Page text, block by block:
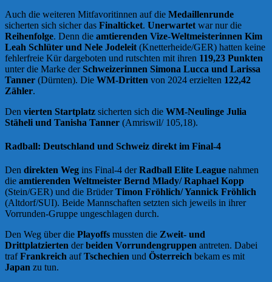
Auch die weiteren Mitfavoritinnen auf die Medaillenrunde
sicherten sich sicher das Finalticket. Unerwartet war nur die
Reihenfolge. Denn die amtierenden Vize-Weltmeisterinnen Kim
Leah Schlüter und Nele Jodeleit (Knetterheide/GER) hatten keine
fehlerfreie Kür dargeboten und rutschten mit ihren 119,23 Punkten
unter die Marke derSchweizerinnen Simona Lucca und Larissa
Tanner (Dürnten). Die WM-Dritten von 2024 erzielten 122,42
Zähler.
Den vierten Startplatz sicherten sich die WM-Neulinge Julia
Stäheli und Tanisha Tanner (Amriswil/ 105,18).
Radball: Deutschland und Schweiz direkt im Final-4
Den direkten Weg ins Final-4 derRadball Elite League nahmen
die amtierenden Weltmeister Bernd Mlady/ Raphael Kopp
(Stein/GER) und die BrüderTimon Fröhlich/ Yannick Fröhlich
(Altdorf/SUI). Beide Mannschaften setzten sich jeweils in ihrer
Vorrunden-Gruppe ungeschlagen durch.
Den Weg über die Playoffs mussten die Zweit- und
Drittplatzierten derbeiden Vorrundengruppen antreten. Dabei
trafFrankreich aufTschechien und Österreich bekam es mit
Japan zu tun.